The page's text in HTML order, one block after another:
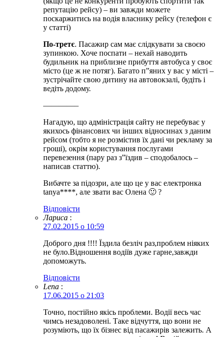
репутацію рейсу) – ви завжди можете
поскаржитись на водія власнику рейсу (телефон є
у статті)
По-третє. Пасажир сам має слідкувати за своєю
зупинкою. Хоче поспати – нехай наводить
будильник на приблизне прибуття автобуса у своє
місто (це ж не потяг). Багато п”яних у вас у місті –
зустрічайте свою дитину на автовокзалі, будіть і
ведіть додому.
————–
Нагадую, що адміністрація сайту не перебуває у
якихось фінансових чи інших відносинах з даним
рейсом (тобто я не розмістив їх дані чи рекламу за
гроші), окрім користування послугами
перевезення (пару раз з”їздив – сподобалось –
написав статтю).
Вибачте за підозри, але що це у вас електронка
tanya****, але звати вас Олена 🙂 ?
Відповіcти
Лариса :
27.02.2015 о 10:59
Доброго дня !!!! Їздила безліч раз,проблем ніяких
не було.Відношення водіїв дуже гарне,завжди
допоможуть.
Відповіcти
Lena :
17.06.2015 о 21:03
Точно, постійно якісь проблеми. Водії весь час
чимсь незадоволені. Таке відчуття, що вони не
розуміють, що їх бізнес від пасажирів залежить. А